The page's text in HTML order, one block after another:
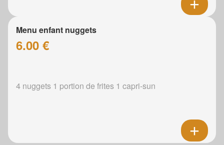
Menu enfant nuggets
6.00 €
4 nuggets 1 portion de frites 1 capri-sun